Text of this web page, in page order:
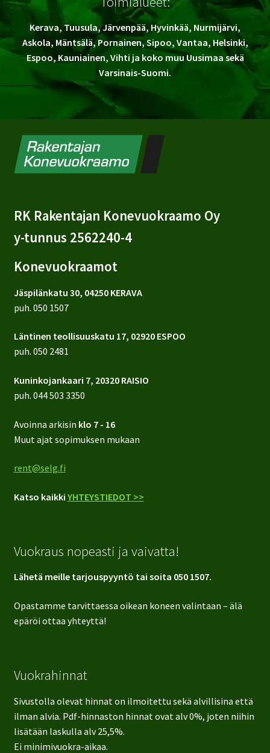
Kerava, Tuusula, Järvenpää, Hyvinkää, Nurmijärvi,
Askola, Mäntsälä, Pornainen, Sipoo, Vantaa, Helsinki,
Espoo, Kauniainen, Vihti ja koko muu Uusimaa sekä
Varsinais-Suomi.
RK Rakentajan Konevuokraamo Oy
y-tunnus 2562240-4
Konevuokraamot
Jäspilänkatu 30, 04250 KERAVA
puh. 050 1507
Läntinen teollisuuskatu 17, 02920 ESPOO
puh. 050 2481
Kuninkojankaari 7, 20320 RAISIO
puh. 044 503 3350
Avoinna arkisin klo 7 - 16
Muut ajat sopimuksen mukaan
rent@selg.fi
Katso kaikki YHTEYSTIEDOT >>
Vuokraus nopeasti ja vaivatta!
Lähetä meille tarjouspyyntö tai soita 050 1507.
Opastamme tarvittaessa oikean koneen valintaan – älä
epäröi ottaa yhteyttä!
Vuokrahinnat
Sivustolla olevat hinnat on ilmoitettu sekä alvillisina että
ilman alvia. Pdf-hinnaston hinnat ovat alv 0%, joten niihin
lisätään laskulla alv 25,5%.
Ei minimivuokra-aikaa.